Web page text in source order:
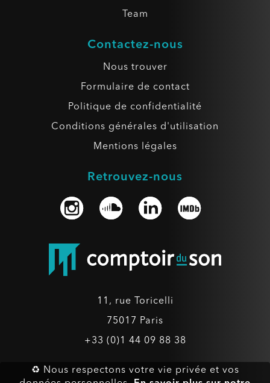
Team
Contactez-nous
Nous trouver
Formulaire de contact
Politique de confidentialité
Conditions générales d'utilisation
Mentions légales
Retrouvez-nous
11, rue Toricelli
75017 Paris
+33 (0)1 44 09 88 38
♻ Nous respectons votre vie privée et vos